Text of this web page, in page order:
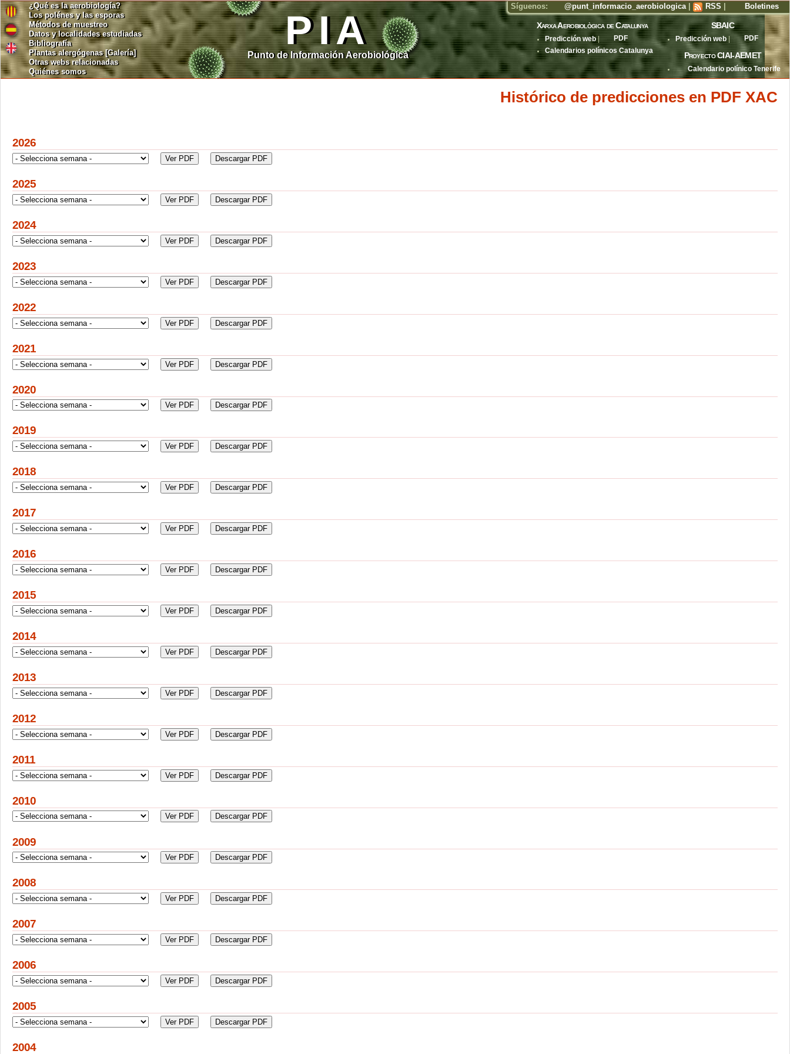
Síguenos: @punt_informacio_aerobiologica| RSS Boletines
¿Qué es la aerobiología?
Los polénes y las esporas
Métodos de muestreo
Datos y localidades estudiadas
Bibliografía
Plantas alergógenas [Galería]
Otras webs relacionadas
Quiénes somos
PIA
Punto de Información Aerobiológica
Xarxa Aerobiològica de Catalunya
Predicción web
PDF
Calendarios polínicos Catalunya
SBAIC
Predicción web PDF
Proyecto CIAI-AEMET
Calendario polínico Tenerife
Histórico de predicciones en PDF XAC
2026
2025
2024
2023
2022
2021
2020
2019
2018
2017
2016
2015
2014
2013
2012
2011
2010
2009
2008
2007
2006
2005
2004